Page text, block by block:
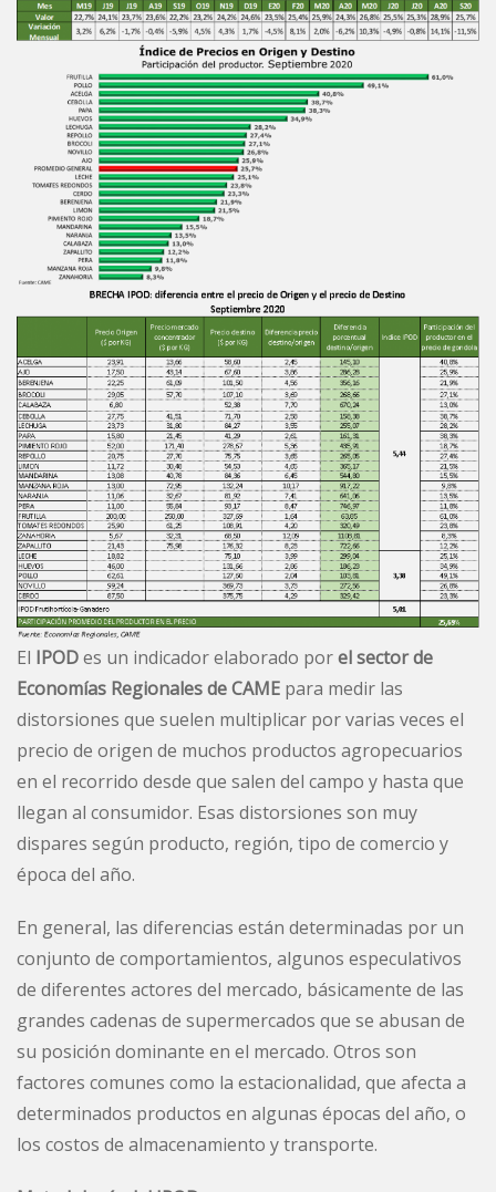
El IPODes un indicador elaborado porel sector de
Economías Regionales de CAME para medir las
distorsiones que suelen multiplicar por varias veces el
precio de origen de muchos productos agropecuarios
en el recorrido desde que salen del campo y hasta que
llegan al consumidor. Esas distorsiones son muy
dispares según producto, región, tipo de comercio y
época del año.
En general, las diferencias están determinadas por un
conjunto de comportamientos, algunos especulativos
de diferentes actores del mercado, básicamente de las
grandes cadenas de supermercados que se abusan de
su posición dominante en el mercado. Otros son
factores comunes como la estacionalidad, que afecta a
determinados productos en algunas épocas del año, o
los costos de almacenamiento y transporte.